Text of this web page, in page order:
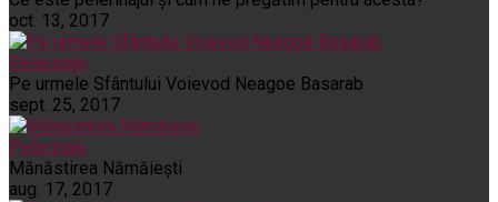
oct. 13, 2017
Pelerinaje
Pe urmele Sfântului Voievod Neagoe Basarab
sept. 25, 2017
Pelerinaje
Mănăstirea Nămăiești
aug. 17, 2017